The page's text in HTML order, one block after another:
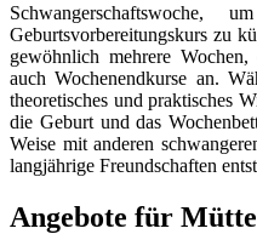
Geburtsvorbereitungskurs zu
gewöhnlich mehrere
auch Wochenendkurse an.
theoretisches und praktisches
die Geburt und das
Weise mit anderen
langjährige Freundschaften
Angebote für